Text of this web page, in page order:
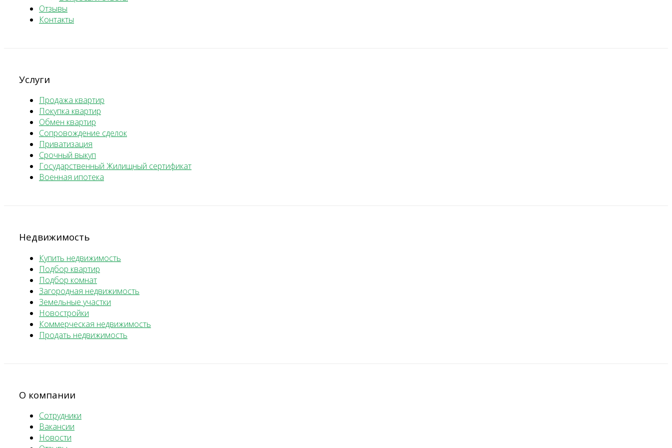
Отзывы
Контакты
Услуги
Продажа квартир
Покупка квартир
Обмен квартир
Сопровождение сделок
Приватизация
Срочный выкуп
Государственный Жилищный сертификат
Военная ипотека
Недвижимость
Купить недвижимость
Подбор квартир
Подбор комнат
Загородная недвижимость
Земельные участки
Новостройки
Коммерческая недвижимость
Продать недвижимость
О компании
Сотрудники
Вакансии
Новости